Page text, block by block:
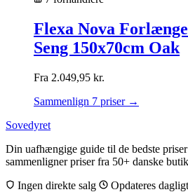
Flexa Nova
Seng 150x70cm Oak
Fra 2.049,95 kr.
Sammenlign 7 priser →
Sovedyret
Din uafhængige guide til de bedste
sammenligner priser fra 50+ danske
Ingen direkte salg
Opdateres dagligt